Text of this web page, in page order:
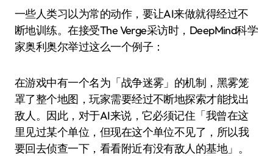
一些人类习以为常的动作，要让AI来做就得经过不
断地训练。在接受The Verge采访时，DeepMind科学
家奥利奥尔举过这么一个例子：
在游戏中有一个名为「战争迷雾」的机制，黑雾笼
罩了整个地图，玩家需要经过不断地探索才能找出
敌人。因此，对于AI来说，它必须记住「我曾在这
里见过某个单位，但现在这个单位不见了，所以我
要回去侦查一下，看看附近有没有敌人的基地」。